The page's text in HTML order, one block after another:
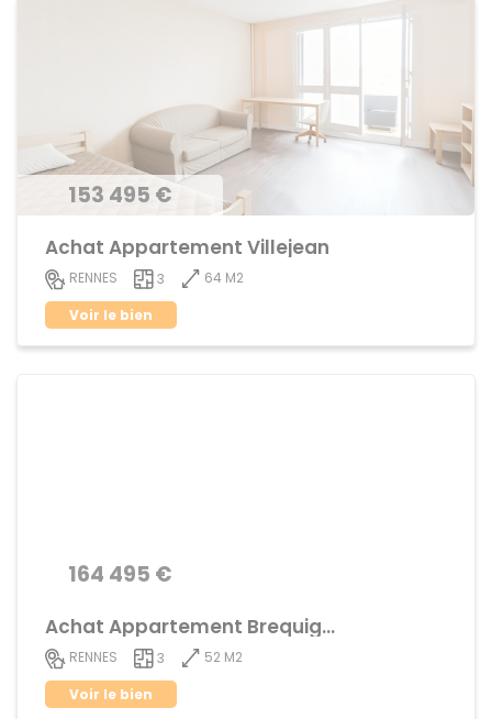
153 495 €
Achat Appartement Villejean
RENNES 3
64 M2
Voir le bien
164 495 €
Achat Appartement Brequigny
RENNES 3
52 M2
Voir le bien